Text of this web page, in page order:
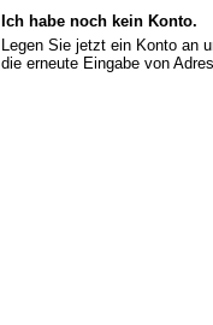
Ich habe noch kein Konto.
Legen Sie jetzt ein Konto an
die erneute Eingabe von